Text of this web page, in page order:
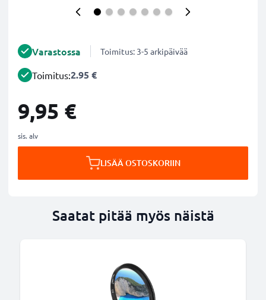
Varastossa Toimitus: 3-5 arkipäivää
Toimitus:2.95 €
9,95 €
sis. alv
LISÄÄ OSTOSKORIIN
Saatat pitää myös näistä